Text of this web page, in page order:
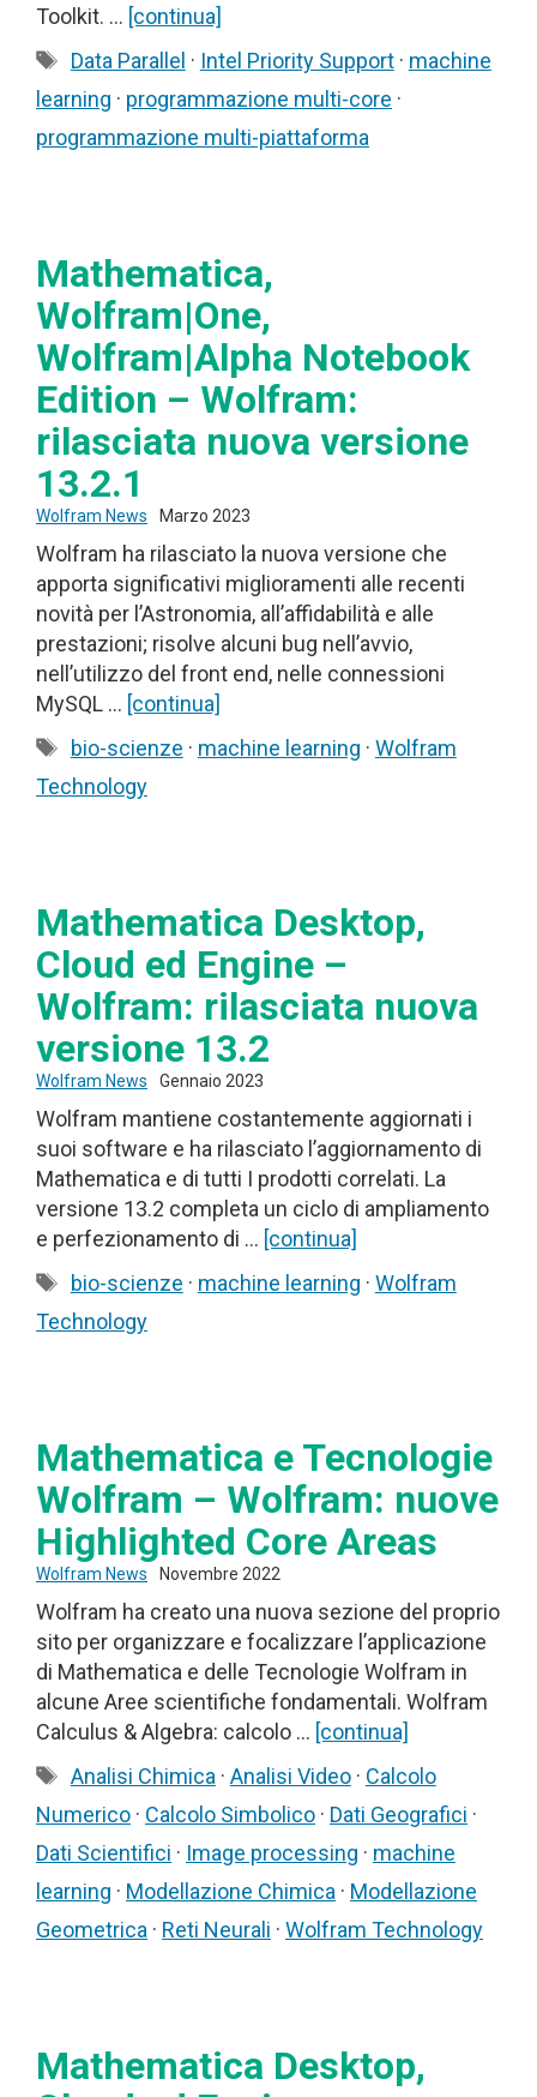
Toolkit. … [continua]
Tag
Data Parallel · Intel Priority Support· machine
learning · programmazione multi-core ·
programmazione multi-piattaforma
Mathematica,
Wolfram|One,
Wolfram|Alpha Notebook
Edition – Wolfram:
rilasciata nuova versione
13.2.1
Wolfram News Marzo 2023
Wolfram ha rilasciato la nuova versione che
apporta significativi miglioramenti alle recenti
novità per l’Astronomia, all’affidabilità e alle
prestazioni; risolve alcuni bug nell’avvio,
nell’utilizzo del front end, nelle connessioni
MySQL … [continua]
Tag
bio-scienze · machine learning · Wolfram
Technology
Mathematica Desktop,
Cloud ed Engine –
Wolfram: rilasciata nuova
versione 13.2
Wolfram News Gennaio 2023
Wolfram mantiene costantemente aggiornati i
suoi software e ha rilasciato l’aggiornamento di
Mathematica e di tutti I prodotti correlati. La
versione 13.2 completa un ciclo di ampliamento
e perfezionamento di … [continua]
Tag
bio-scienze · machine learning · Wolfram
Technology
Mathematica e Tecnologie
Wolfram – Wolfram: nuove
Highlighted Core Areas
Wolfram News Novembre 2022
Wolfram ha creato una nuova sezione del proprio
sito per organizzare e focalizzare l’applicazione
di Mathematica e delle Tecnologie Wolfram in
alcune Aree scientifiche fondamentali. Wolfram
Calculus & Algebra: calcolo … [continua]
Tag
Analisi Chimica · Analisi Video· Calcolo
Numerico · Calcolo Simbolico · Dati Geografici ·
Dati Scientifici · Image processing · machine
learning · Modellazione Chimica · Modellazione
Geometrica · Reti Neurali · Wolfram Technology
Mathematica Desktop,